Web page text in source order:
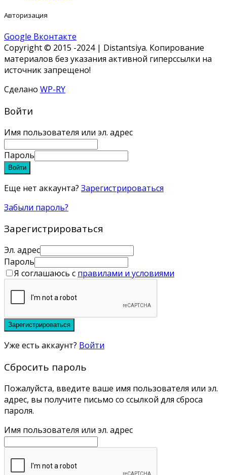
Авторизация
Google Вконтакте
Copyright © 2015 -2024 | Distantsiya. Копирование
материалов без указания активной гиперссылки на
источник запрещено!
Сделано WP-RY
Войти
Имя пользователя или эл. адрес
Пароль
Войти
Еще нет аккаунта? Зарегистрироваться
Забыли пароль?
Зарегистрироваться
Эл. адрес
Пароль
Я соглашаюсь с правилами и условиями
Зарегистрироваться
Уже есть аккаунт? Войти
Сбросить пароль
Пожалуйста, введите ваше имя пользователя или эл.
адрес, вы получите письмо со ссылкой для сброса
пароля.
Имя пользователя или эл. адрес